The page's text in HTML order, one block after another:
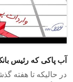
آب پاکی که رئیس
در حالیکه تا هفته